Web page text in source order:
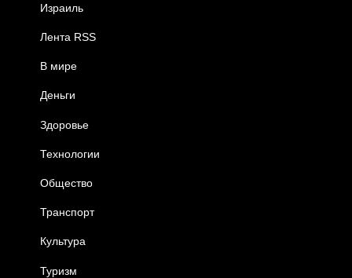
Израиль
Лента RSS
В мире
Деньги
Здоровье
Технологии
Общество
Транспорт
Культура
Туризм